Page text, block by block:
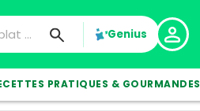
Genius
PRATIQUES & GOURMANDES